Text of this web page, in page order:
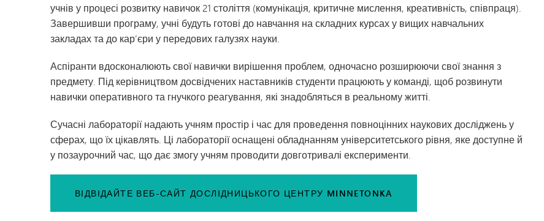
учнів у процесі розвитку навичок 21 століття (комунікація, критичне мислення, креативність, співпраця).
Завершивши програму, учні будуть готові до навчання на складних курсах у вищих навчальних
закладах та до кар’єри у передових галузях науки.
Аспіранти вдосконалюють свої навички вирішення проблем, одночасно розширюючи свої знання з
предмету. Під керівництвом досвідчених наставників студенти працюють у команді, щоб розвинути
навички оперативного та гнучкого реагування, які знадобляться в реальному житті.
Сучасні лабораторії надають учням простір і час для проведення повноцінних наукових досліджень у
сферах, що їх цікавлять. Ці лабораторії оснащені обладнанням університетського рівня, яке доступне й
у позаурочний час, що дає змогу учням проводити довготривалі експерименти.
ВІДВІДАЙТЕ ВЕБ-САЙТ ДОСЛІДНИЦЬКОГО ЦЕНТРУ MINNETONKA